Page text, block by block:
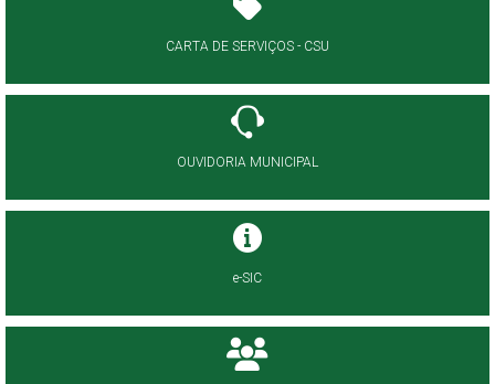
CARTA DE SERVIÇOS - CSU
OUVIDORIA MUNICIPAL
e-SIC